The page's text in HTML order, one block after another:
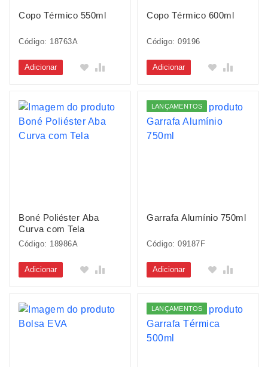
Copo Térmico 550ml
Código: 18763A
Adicionar
Copo Térmico 600ml
Código: 09196
Adicionar
Boné Poliéster Aba
Curva com Tela
Código: 18986A
Adicionar
LANÇAMENTOS
Garrafa Alumínio 750ml
Código: 09187F
Adicionar
LANÇAMENTOS